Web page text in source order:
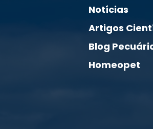
Notícias
Artigos
Blog
Homeopet